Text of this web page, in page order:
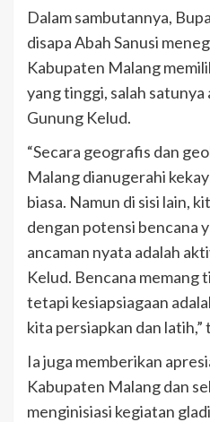
Dalam sambutannya,
disapa Abah Sanusi
Kabupaten Malang
yang tinggi, salah satunya
Gunung Kelud.
“Secara geografis dan
Malang dianugerahi
biasa. Namun di sisi lain,
dengan potensi bencana
ancaman nyata adalah
Kelud. Bencana memang
tetapi kesiapsiagaan
kita persiapkan dan latih,”
Ia juga memberikan
Kabupaten Malang dan
menginisiasi kegiatan